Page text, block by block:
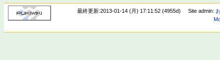
最終更新:2013-01-14 (月) 17:11:52 (4955d) Site admin: